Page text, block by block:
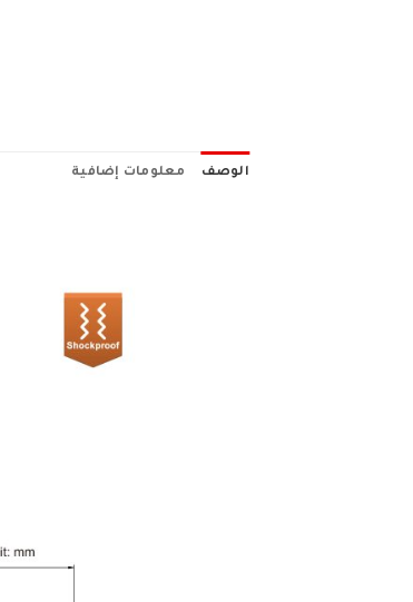
الوصف معلومات إضافية